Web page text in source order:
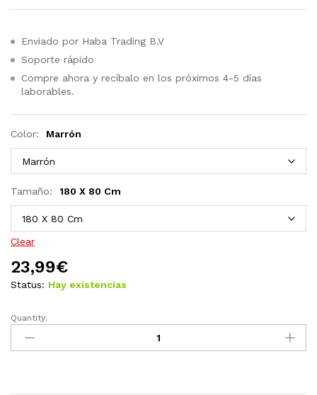
Enviado por Haba Trading B.V
Soporte rápido
Compre ahora y recíbalo en los próximos 4-5 días
laborables.
Color: Marrón
Tamaño: 180 X 80 Cm
Clear
23,99€
Status: Hay existencias
Vallas
enrejado
5
Quantity: